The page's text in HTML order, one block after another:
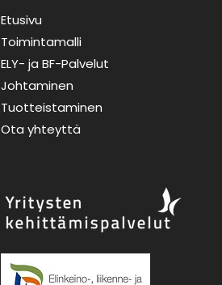
Etusivu
Toimintamalli
ELY- ja BF-Palvelut
Johtaminen
Tuotteistaminen
Ota yhteyttä